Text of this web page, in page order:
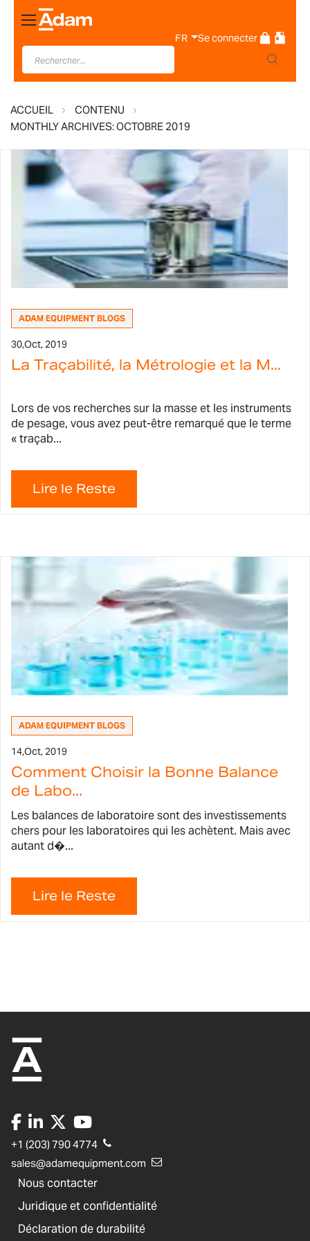
Basculer
la
navigation
FR Se connecter
ACCUEIL
CONTENU
MONTHLY ARCHIVES: OCTOBRE 2019
ADAM EQUIPMENT BLOGS
30,Oct, 2019
La Traçabilité, la Métrologie et la M...
Lors de vos recherches sur la masse et les instruments
de pesage, vous avez peut-être remarqué que le terme
« traçab...
ADAM EQUIPMENT BLOGS
14,Oct, 2019
Comment Choisir la Bonne Balance
de Labo...
Les balances de laboratoire sont des investissements
chers pour les laboratoires qui les achètent. Mais avec
autant d�...
+1 (203) 790 4774
sales@adamequipment.com
Nous contacter
Juridique et confidentialité
Déclaration de durabilité